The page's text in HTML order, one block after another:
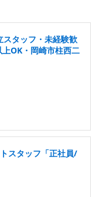
スタッフ・未経験歓
OK・岡崎市柱西二
スタッフ「正社員/